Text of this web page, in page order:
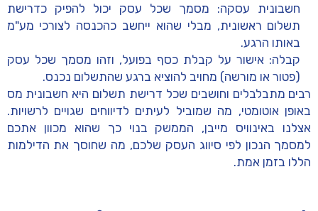
חשבונית עסקה: מסמך שכל עסק יכול להפיק כדרישת
תשלום ראשונית, מבלי שהוא ייחשב כהכנסה לצורכי מע"מ
באותו הרגע.
קבלה: אישור על קבלת כסף בפועל, וזהו מסמך שכל עסק
(פטור או מורשה) מחויב להוציא ברגע שהתשלום נכנס.
רבים מתבלבלים וחושבים שכל דרישת תשלום היא חשבונית מס
באופן אוטומטי, מה שמוביל לעיתים לדיווחים שגויים לרשויות.
אצלנו באינוויס מייבן, הממשק בנוי כך שהוא מכוון אתכם
למסמך הנכון לפי סיווג העסק שלכם, מה שחוסך את הדילמות
הללו בזמן אמת.